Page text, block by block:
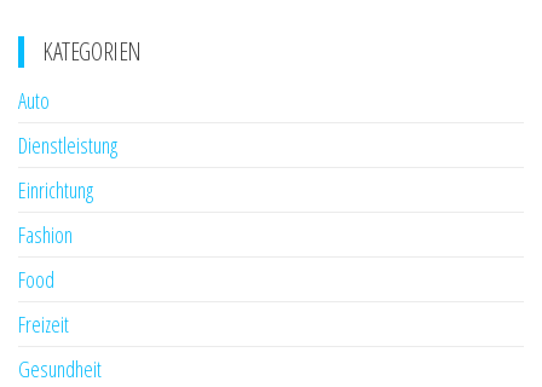
KATEGORIEN
Auto
Dienstleistung
Einrichtung
Fashion
Food
Freizeit
Gesundheit